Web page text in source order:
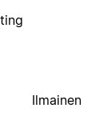
Ilmainen